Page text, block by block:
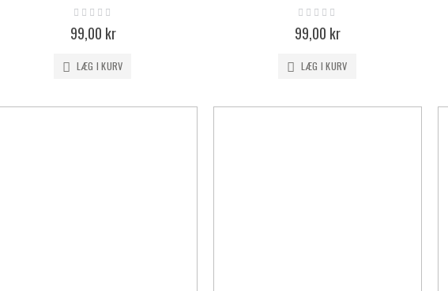
Rating:
99,00 kr
LÆG I KURV
Rating:
99,00 kr
LÆG I KURV